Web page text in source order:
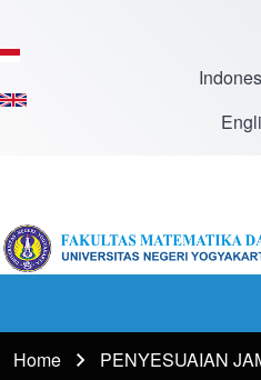
navigation
Breadcrumb
Home PENYESUAIAN